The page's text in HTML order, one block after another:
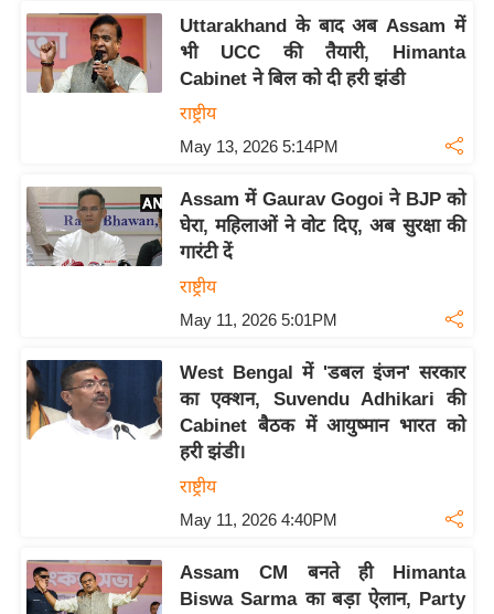
a
k
i
n
e
w
s
स्टा
इ
ल
ब्यू
टी
Uttarakhand के बाद अब Assam में
भी UCC की तैयारी, Himanta
Cabinet ने बिल को दी हरी झंडी
राष्ट्रीय
May 13, 2026 5:14PM
Assam में Gaurav Gogoi ने BJP को
घेरा, महिलाओं ने वोट दिए, अब सुरक्षा की
गारंटी दें
राष्ट्रीय
May 11, 2026 5:01PM
West Bengal में 'डबल इंजन' सरकार
का एक्शन, Suvendu Adhikari की
Cabinet बैठक में आयुष्मान भारत को
हरी झंडी।
राष्ट्रीय
May 11, 2026 4:40PM
Assam CM बनते ही Himanta
Biswa Sarma का बड़ा ऐलान, Party